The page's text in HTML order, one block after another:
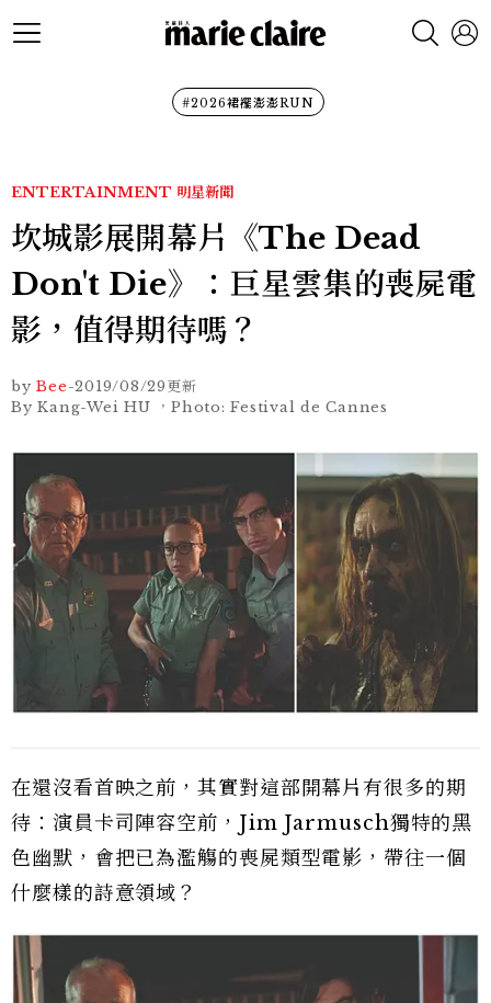
#2026裙襬澎澎RUN
ENTERTAINMENT 明星新聞
坎城影展開幕片《The Dead
Don't Die》：巨星雲集的喪屍電
影，值得期待嗎？
by Bee-2019/08/29更新
By Kang-Wei HU ，Photo: Festival de Cannes
在還沒看首映之前，其實對這部開幕片有很多的期
待：演員卡司陣容空前，Jim Jarmusch獨特的黑
色幽默，會把已為濫觴的喪屍類型電影，帶往一個
什麼樣的詩意領域？